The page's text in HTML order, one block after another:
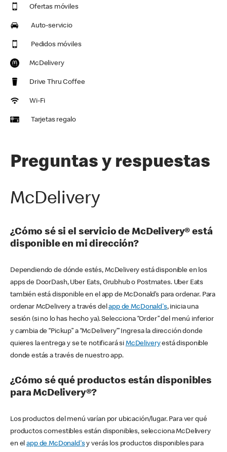
Ofertas móviles
Auto-servicio
Pedidos móviles
McDelivery
Drive Thru Coffee
Wi-Fi
Tarjetas regalo
Preguntas y respuestas
McDelivery
¿Cómo sé si el servicio de McDelivery® está
disponible en mi dirección?
Dependiendo de dónde estés, McDelivery está disponible en los
apps de DoorDash, Uber Eats, Grubhub o Postmates. Uber Eats
también está disponible en el app de McDonald’s para ordenar. Para
ordenar McDelivery a través delapp de McDonald's, inicia una
sesión (si no lo has hecho ya). Selecciona “Order” del menú inferior
y cambia de “Pickup” a “McDelivery’” Ingresa la dirección donde
quieres la entrega y se te notificará si McDeliveryestá disponible
donde estás a través de nuestro app.
¿Cómo sé qué productos están disponibles
para McDelivery®?
Los productos del menú varían por ubicación/lugar. Para ver qué
productos comestibles están disponibles, selecciona McDelivery
en elapp de McDonald'sy verás los productos disponibles para